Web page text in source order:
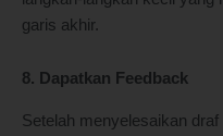
garis akhir.
8. Dapatkan Feedback
Setelah menyelesaikan